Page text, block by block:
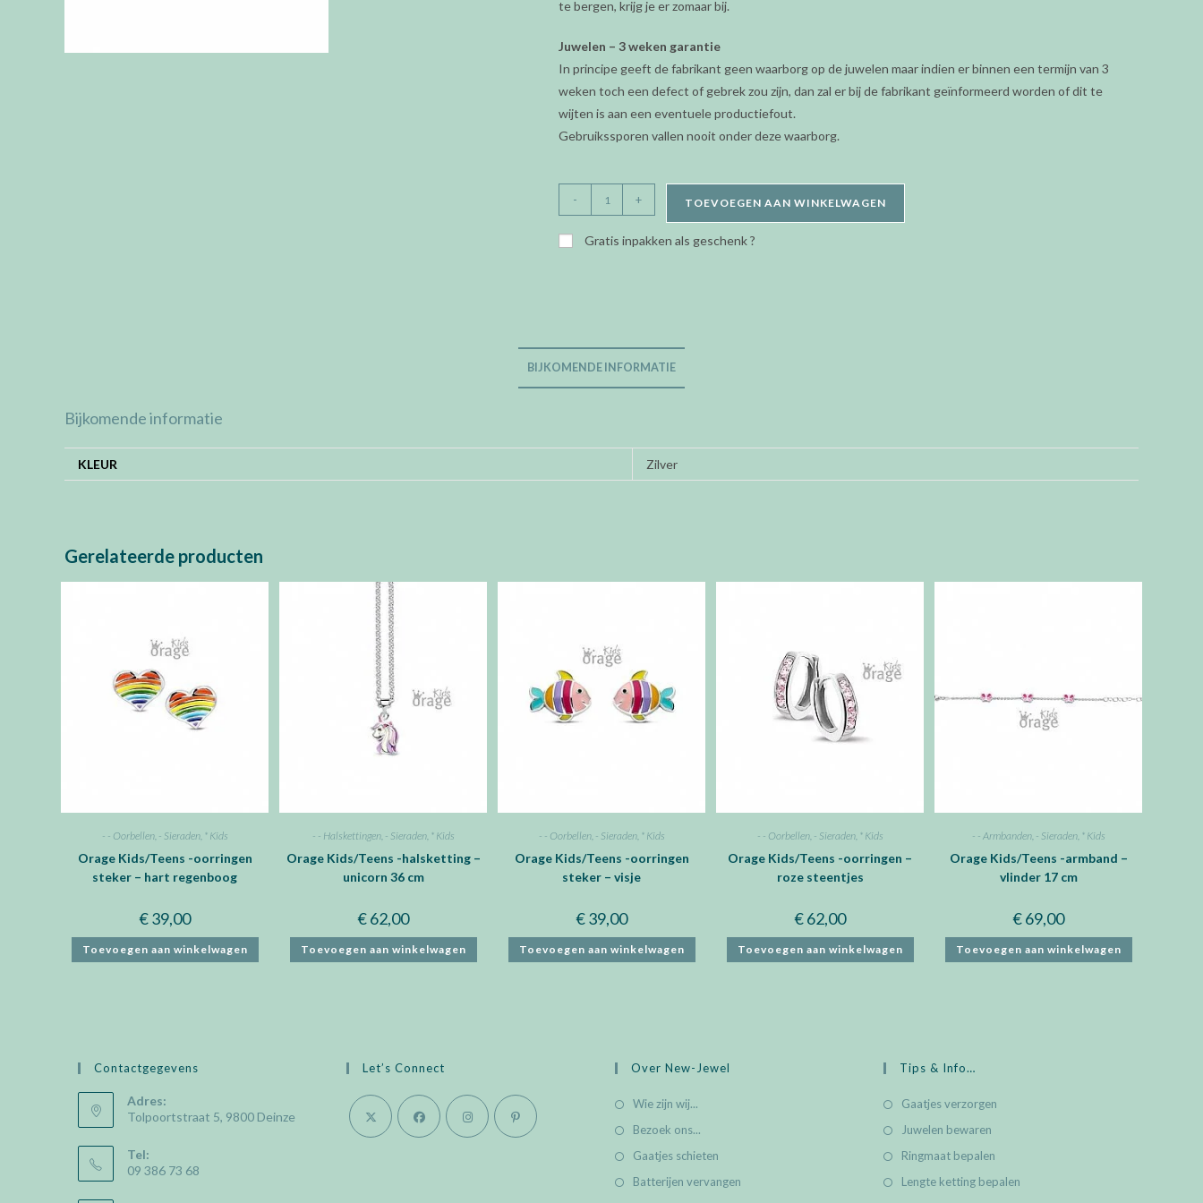
te bergen, krijg je er zomaar bij.
Juwelen – 3 weken garantie
In principe geeft de fabrikant geen waarborg op de juwelen maar indien er binnen een termijn van 3
weken toch een defect of gebrek zou zijn, dan zal er bij de fabrikant geïnformeerd worden of dit te
wijten is aan een eventuele productiefout.
Gebruikssporen vallen nooit onder deze waarborg.
Kids/Teens
-
aantal
- + TOEVOEGEN AAN WINKELWAGEN
Gratis inpakken als geschenk ?
BIJKOMENDE INFORMATIE
Bijkomende informatie
KLEUR Zilver
Gerelateerde producten
- - Oorbellen, - Sieraden, * Kids
Orage Kids/Teens -oorringen
steker – hart regenboog
€39,00
Toevoegen aan winkelwagen
- - Halskettingen, - Sieraden, * Kids
Orage Kids/Teens -halsketting –
unicorn 36 cm
€62,00
Toevoegen aan winkelwagen
- - Oorbellen, - Sieraden, * Kids
Orage Kids/Teens -oorringen
steker – visje
€39,00
Toevoegen aan winkelwagen
- - Oorbellen, - Sieraden, * Kids
Orage Kids/Teens -oorringen –
roze steentjes
€62,00
Toevoegen aan winkelwagen
- - Armbanden, - Sieraden, * Kids
Orage Kids/Teens -armband –
vlinder 17 cm
€69,00
Toevoegen aan winkelwagen
Contactgegevens
Adres:
Tolpoortstraat 5, 9800 Deinze
Tel:
09 386 73 68
Let’s Connect Over New-Jewel
Wie zijn wij...
Bezoek ons...
Gaatjes schieten
Batterijen vervangen
Tips & Info…
Gaatjes verzorgen
Juwelen bewaren
Ringmaat bepalen
Lengte ketting bepalen